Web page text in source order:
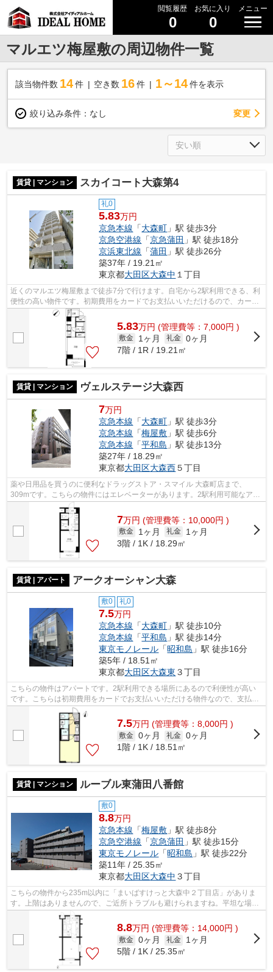
閲覧履歴
0
お気に入り
0
メニュー
マルエツ梅屋敷の周辺物件一覧
該当物件数 14件 空き数 16 件 1～14 件を表示
絞り込み条件： なし 変更
賃貸 | マンション スカイコート大森第4
礼0
5.83万円
京急本線 「大森町 」駅 徒歩3分
京急空港線 「京急蒲田 」駅 徒歩18分
京浜東北線 「蒲田 」駅 徒歩26分
築37年 / 19.21㎡
東京都大田区大森中 １丁目
近くのマルエツ梅屋敷まで徒歩7分で行けます。自宅から2駅利用できる、利
便性の高い物件です。初期費用をカードでお支払いいただけるので、カード
で決済したい方にもおすすめです。共...
5.83万円 (管理費等：7,000円 )
敷金 1ヶ月 礼金 0ヶ月
7階 / 1R / 19.21㎡
賃貸 | マンション ヴェルステージ大森西
7万円
京急本線 「大森町 」駅 徒歩3分
京急本線 「梅屋敷 」駅 徒歩6分
京急本線 「平和島 」駅 徒歩13分
築27年 / 18.29㎡
東京都大田区大森西５丁目
薬や日用品を買うのに便利なドラッグストア・スマイル 大森町店まで、
309mです。こちらの物件にはエレベーターがあります。2駅利用可能なアク
セスの良い物件です。駅まで3分と、駅近で...
7万円 (管理費等：10,000円 )
敷金 1ヶ月 礼金
1ヶ月
3階 / 1K / 18.29㎡
賃貸 | アパート アークオーシャン大森
敷0 礼0
7.5万円
京急本線 「大森町 」駅 徒歩10分
京急本線 「平和島 」駅 徒歩14分
東京モノレール 「昭和島 」駅 徒歩16分
築5年 / 18.51㎡
東京都大田区大森東 ３丁目
こちらの物件はアパートです。2駅利用できる場所にあるので利便性が高い
です。こちらは初期費用をカードでお支払いいただける物件なので、支払い
手続きの手間が省けます。駅から徒歩10...
7.5万円 (管理費等：8,000円 )
敷金 0ヶ月 礼金 0ヶ月
1階 / 1K / 18.51㎡
賃貸 | マンション ルーブル東蒲田八番館
敷0
8.8万円
京急本線 「梅屋敷 」駅 徒歩8分
京急空港線 「京急蒲田 」駅 徒歩15分
東京モノレール 「昭和島 」駅 徒歩22分
築11年 / 25.35㎡
東京都大田区大森中 ３丁目
こちらの物件から235m以内に「まいばすけっと大森中２丁目店」がありま
す。上階はありませんので、ご近所トラブルも避けられますね。平坦な場所
にあるマンションなら毎日の移動も快適...
8.8万円 (管理費等：14,000円 )
敷金 0ヶ月 礼金
1ヶ月
5階 / 1K / 25.35㎡